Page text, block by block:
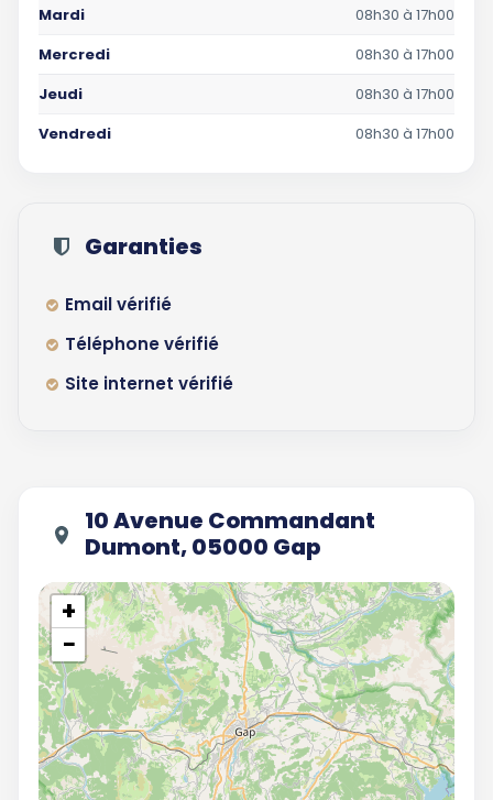
Mardi
08h30 à 17h00
Mercredi
08h30 à 17h00
Jeudi
08h30 à 17h00
Vendredi
08h30 à 17h00
Garanties
Email vérifié
Téléphone vérifié
Site internet vérifié
10 Avenue Commandant
Dumont, 05000 Gap
+
−